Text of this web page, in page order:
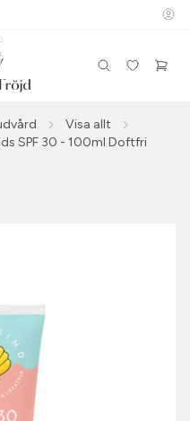
Visa allt
SPF 30 - 100ml Doftfri